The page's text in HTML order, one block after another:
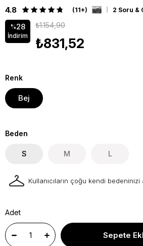
4.8 (11+) 2 Soru &
%28
İndirim
₺1.154,90
₺831,52
Renk
Bej
Beden
S M L
Kullanıcıların çoğu kendi bedeninizi
Adet